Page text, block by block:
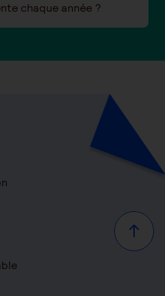
chaque année ?
Haut